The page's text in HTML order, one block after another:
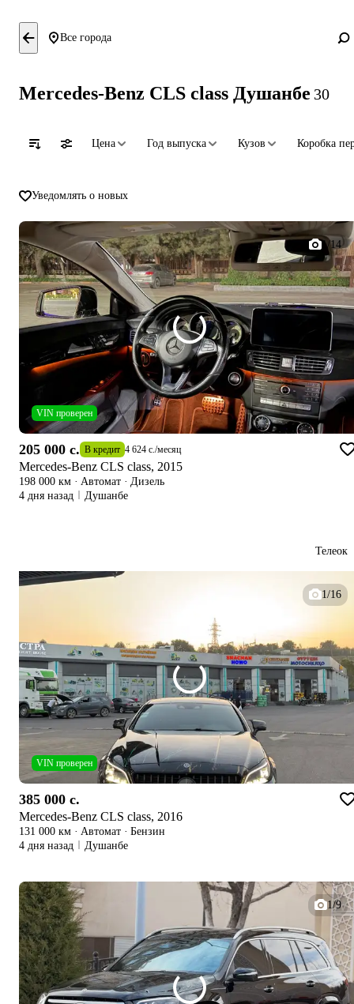
Все города
Mercedes-Benz CLS class Душанбе 30
Цена Год выпуска Кузов Коробка
Уведомлять о новых
1/14
VIN проверен
205 000 c. В кредит 4 624 c. /месяц
Mercedes-Benz CLS class, 2015
198 000 км · Автомат · Дизель
4 дня назад
Душанбе
Телеок
1/16
VIN проверен
385 000 c.
Mercedes-Benz CLS class, 2016
131 000 км · Автомат · Бензин
4 дня назад
Душанбе
1/9